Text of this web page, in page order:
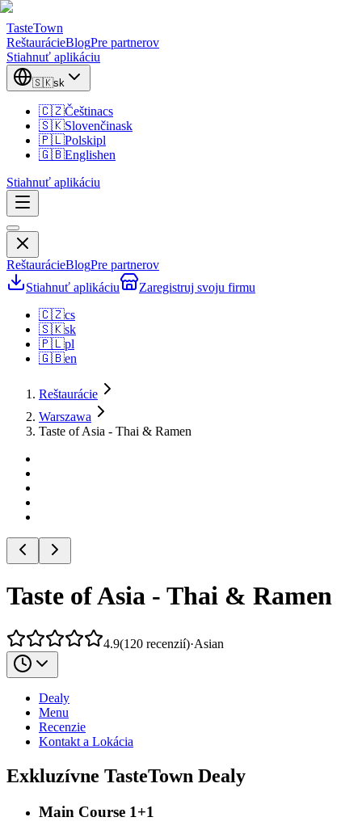
TasteTown
ReštaurácieBlogPre partnerov
Stiahnuť aplikáciu
🇸🇰sk
🇨🇿Češtinacs
🇸🇰Slovenčinask
🇵🇱Polskipl
🇬🇧Englishen
Stiahnuť aplikáciu
ReštaurácieBlogPre partnerov
Stiahnuť aplikáciu
Zaregistruj svoju firmu
🇨🇿cs
🇸🇰sk
🇵🇱pl
🇬🇧en
Reštaurácie
Warszawa
Taste of Asia - Thai & Ramen
Taste of Asia - Thai & Ramen
4.9(120 recenzií)·Asian
Dealy
Menu
Recenzie
Kontakt a Lokácia
Exkluzívne TasteTown Dealy
Main Course 1+1